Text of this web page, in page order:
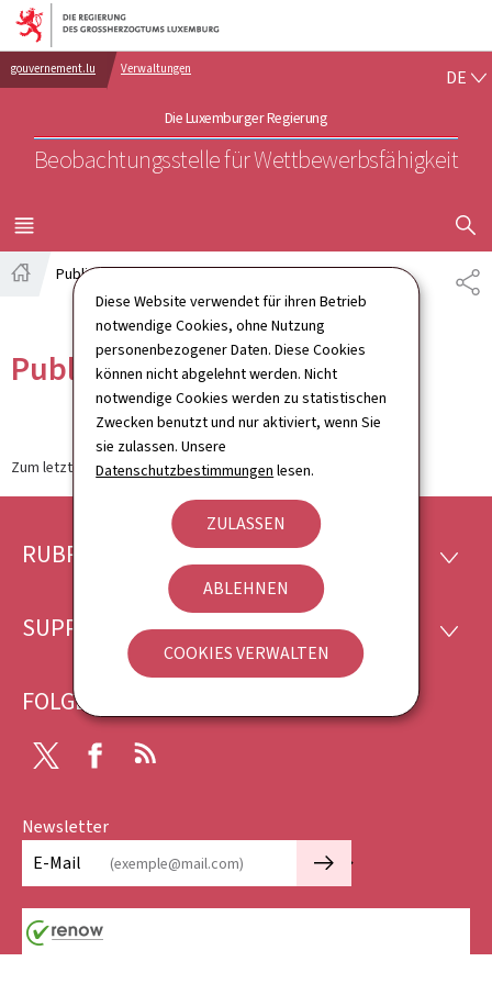
Diese Website verwendet für ihren Betrieb
notwendige Cookies, ohne Nutzung
personenbezogener Daten. Diese Cookies
können nicht abgelehnt werden. Nicht
notwendige Cookies werden zu statistischen
Zwecken benutzt und nur aktiviert, wenn Sie
sie zulassen. Unsere
Datenschutzbestimmungen lesen.
ZULASSEN
ABLEHNEN
COOKIES VERWALTEN
Zur Hauptnavigation
Zum Inhalt
gouvernement.lu Verwaltungen
Die Luxemburger Regierung
Beobachtungsstelle für Wettbewerbsfähigkeit
DE
MENÜ
HAUPT-
Startseite
Publications
Publications
Zum letzten Mal aktualisiert am12.09.2024
Footer
RUBRIKEN
SUPPORT
FOLGEN SIE UNS
Twitter Facebook
Newsletter
E-Mail
🡒